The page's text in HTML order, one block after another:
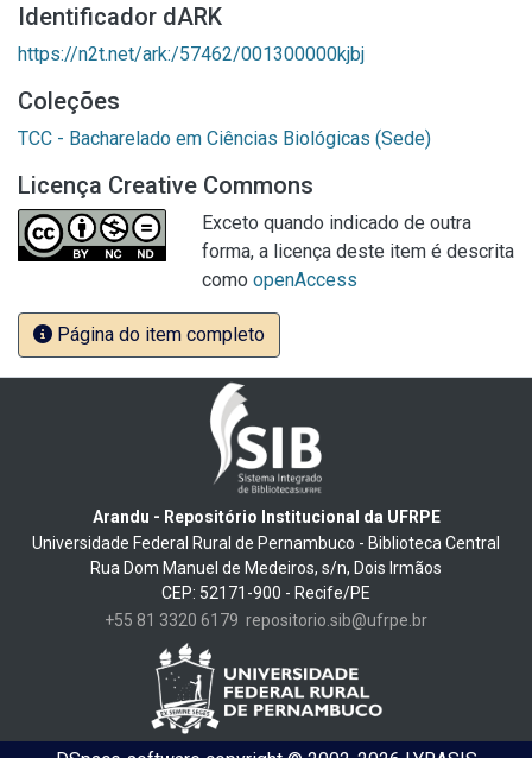
Identificador dARK
https://n2t.net/ark:/57462/001300000kjbj
Coleções
TCC - Bacharelado em Ciências Biológicas (Sede)
Licença Creative Commons
Exceto quando indicado de outra
forma, a licença deste item é descrita
como openAccess
Página do item completo
Arandu - Repositório Institucional da UFRPE
Universidade Federal Rural de Pernambuco - Biblioteca Central
Rua Dom Manuel de Medeiros, s/n, Dois Irmãos
CEP: 52171-900 - Recife/PE
+55 81 3320 6179 repositorio.sib@ufrpe.br